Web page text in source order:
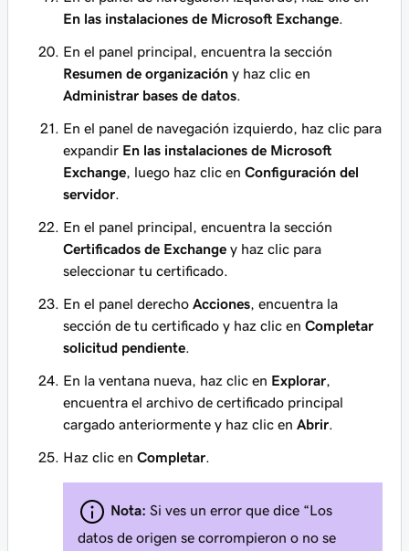
En las instalaciones de Microsoft Exchange
En el panel principal, encuentra la sección
Resumen de organización y haz clic en
Administrar bases de datos
En el panel de navegación izquierdo, haz clic para
expandir En las instalaciones de Microsoft
Exchange , luego haz clic en Configuración del
servidor
En el panel principal, encuentra la sección
Certificados de Exchange y haz clic para
seleccionar tu certificado.
En el panel derecho Acciones , encuentra la
sección de tu certificado y haz clic en Completar
solicitud pendiente
En la ventana nueva, haz clic en Explorar
encuentra el archivo de certificado principal
cargado anteriormente y haz clic en Abrir
Haz clic en Completar
Nota: Si ves un error que dice “Los
datos de origen se corrompieron o no se